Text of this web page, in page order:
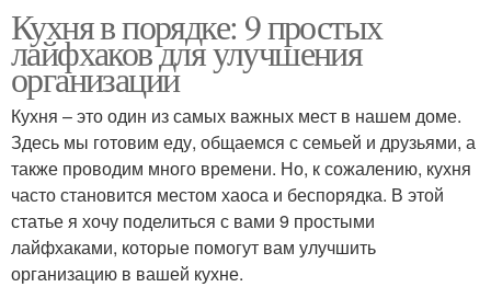
Кухня в порядке: 9 простых
лайфхаков для улучшения
организации
Кухня – это один из самых важных мест в нашем доме.
Здесь мы готовим еду, общаемся с семьей и друзьями, а
также проводим много времени. Но, к сожалению, кухня
часто становится местом хаоса и беспорядка. В этой
статье я хочу поделиться с вами 9 простыми
лайфхаками, которые помогут вам улучшить
организацию в вашей кухне.